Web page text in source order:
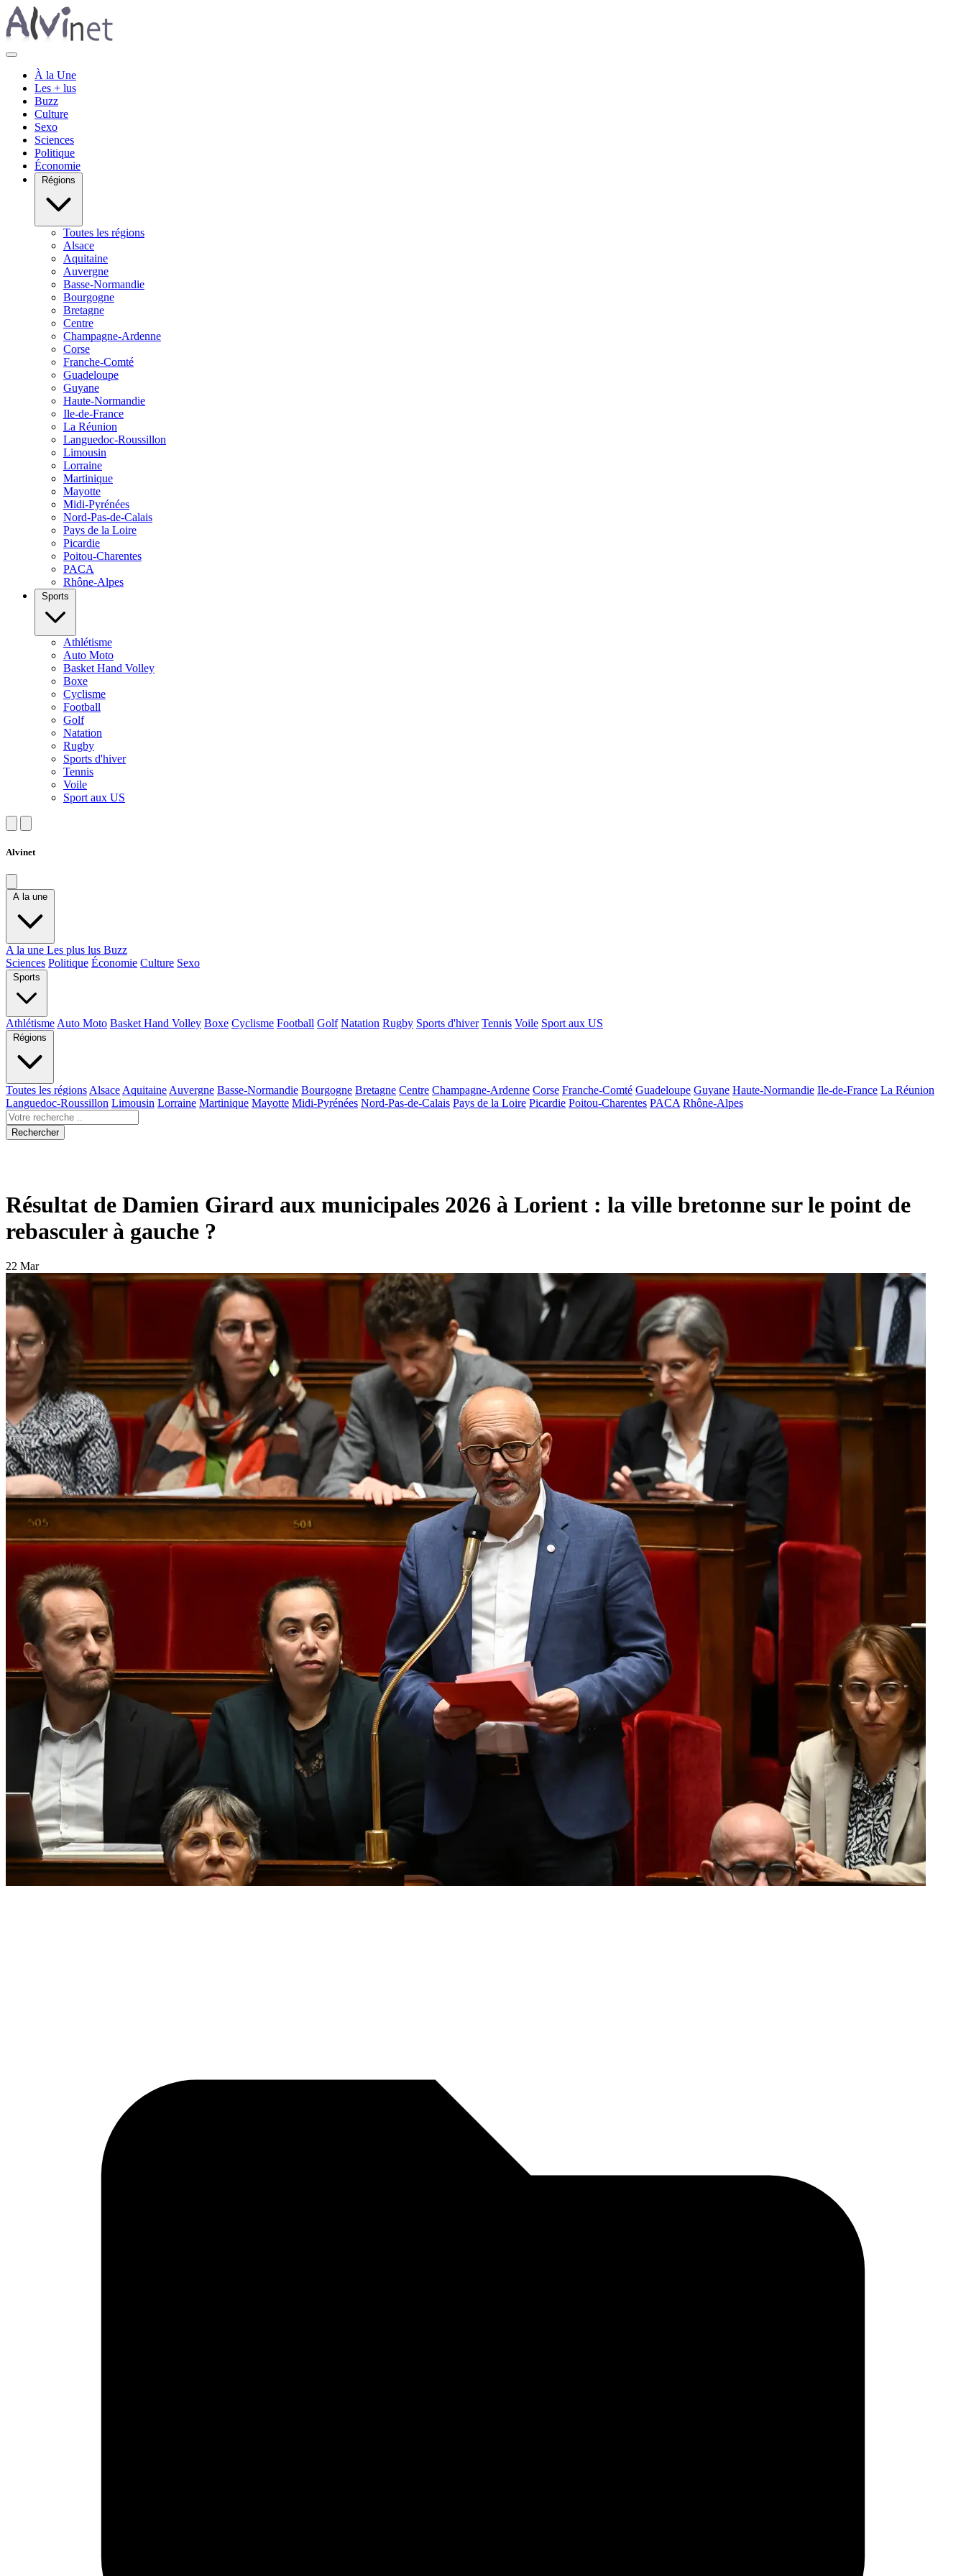
À la Une
Les + lus
Buzz
Culture
Sexo
Sciences
Politique
Économie
Régions
Toutes les régions
Alsace
Aquitaine
Auvergne
Basse-Normandie
Bourgogne
Bretagne
Centre
Champagne-Ardenne
Corse
Franche-Comté
Guadeloupe
Guyane
Haute-Normandie
Ile-de-France
La Réunion
Languedoc-Roussillon
Limousin
Lorraine
Martinique
Mayotte
Midi-Pyrénées
Nord-Pas-de-Calais
Pays de la Loire
Picardie
Poitou-Charentes
PACA
Rhône-Alpes
Sports
Athlétisme
Auto Moto
Basket Hand Volley
Boxe
Cyclisme
Football
Golf
Natation
Rugby
Sports d'hiver
Tennis
Voile
Sport aux US
Alvinet
A la une
A la une Les plus lus Buzz
Sciences Politique Économie Culture Sexo
Sports
Athlétisme Auto Moto Basket Hand Volley Boxe Cyclisme Football Golf Natation Rugby Sports d'hiver Tennis Voile Sport aux US
Régions
Toutes les régions Alsace Aquitaine Auvergne Basse-Normandie Bourgogne Bretagne Centre Champagne-Ardenne Corse Franche-Comté Guadeloupe Guyane Haute-Normandie Ile-de-France La Réunion
Languedoc-Roussillon Limousin Lorraine Martinique Mayotte Midi-Pyrénées Nord-Pas-de-Calais Pays de la Loire Picardie Poitou-Charentes PACA Rhône-Alpes
Rechercher
Résultat de Damien Girard aux municipales 2026 à Lorient : la ville bretonne sur le point de
rebasculer à gauche ?
22 Mar